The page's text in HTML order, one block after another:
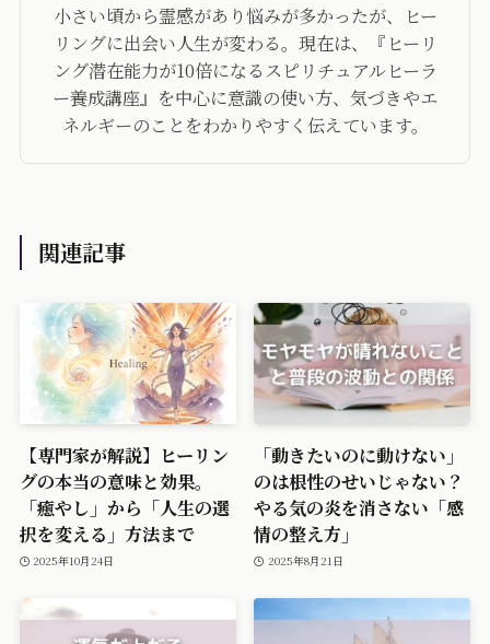
小さい頃から霊感があり悩みが多かったが、ヒー
リングに出会い人生が変わる。現在は、『ヒーリ
ング潜在能力が10倍になるスピリチュアルヒーラ
ー養成講座』を中心に意識の使い方、気づきやエ
ネルギーのことをわかりやすく伝えています。
関連記事
【専門家が解説】ヒーリン
グの本当の意味と効果。
「癒やし」から「人生の選
択を変える」方法まで
2025年10月24日
「動きたいのに動けない」
のは根性のせいじゃない？
やる気の炎を消さない「感
情の整え方」
2025年8月21日